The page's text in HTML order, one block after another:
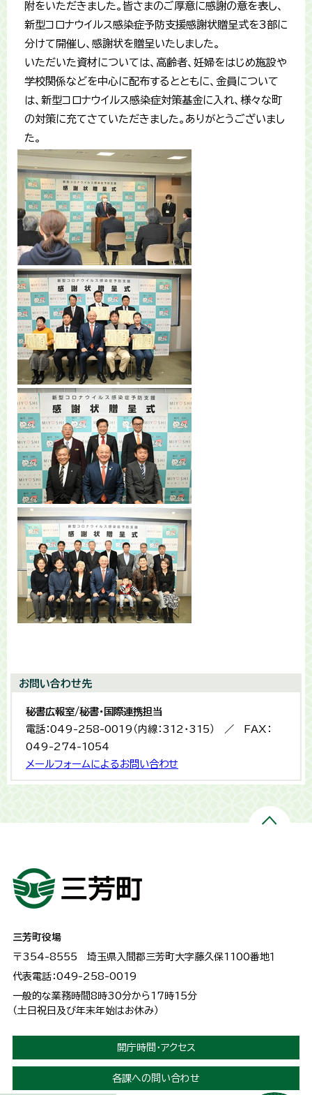
附をいただきました。皆さまのご厚意に感謝の意を表し、
新型コロナウイルス感染症予防支援感謝状贈呈式を3部に
分けて開催し、感謝状を贈呈いたしました。
いただいた資材については、高齢者、妊婦をはじめ施設や
学校関係などを中心に配布するとともに、金員について
は、新型コロナウイルス感染症対策基金に入れ、様々な町
の対策に充てさていただきました。ありがとうございまし
た。
お問い合わせ先
秘書広報室/秘書・国際連携担当
電話：049-258-0019（内線：312・315） ／ FAX：
049-274-1054
メールフォームによるお問い合わせ
三芳町役場
〒354-8555 埼玉県入間郡三芳町大字藤久保1100番地１
代表電話：049-258-0019
一般的な業務時間8時30分から17時15分
（土日祝日及び年末年始はお休み）
開庁時間・アクセス
各課への問い合わせ